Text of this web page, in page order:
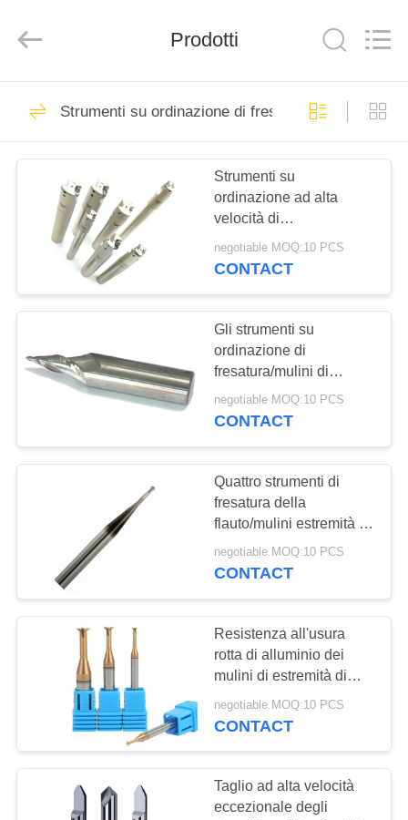
CASA
PRODOTTI
CIRCA
GIRO
FABBRICA
CONTROLLO
DI
QUALITÀ
CONTATTICI
RICHIEDA
UNA
CITAZIONE
MAPPA
SITO
Xinpeng
All
Reserved.
taglierina del mulino
di estremità del
carburo
Mulini di estremità di
alluminio
27
Mulino di estremità
del naso della palla
Mulino di estremità
d'angolo del raggio
34
Prodotti
Strumenti su ordinazione di fresatura
Strumenti su
ordinazione ad alta
velocità di
fresatura/strumenti
indicizzabili di finitura
negotiable MOQ:10 PCS
CONTACT
Gli strumenti su
ordinazione di
fresatura/mulini di
estremità conici hanno
affusolato i mulini di
negotiable MOQ:10 PCS
CONTACT
Quattro strumenti di
fresatura della
flauto/mulini estremità su
ordinazione del
diamante 6mm 10mm
negotiable MOQ:10 PCS
CONTACT
Resistenza all'usura
rotta di alluminio dei
mulini di estremità di
taglio anti alta senza
crepa
negotiable MOQ:10 PCS
CONTACT
Taglio ad alta velocità
eccezionale degli